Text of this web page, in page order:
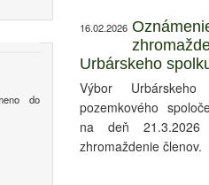
16.02.2026
Urbárskeho
Výbor
pozemkového
na deň
zhromaždenie členov.
do